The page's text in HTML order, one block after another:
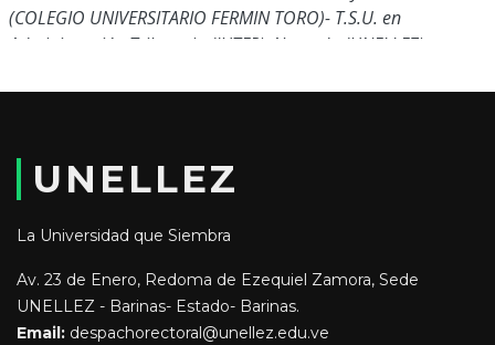
(COLEGIO UNIVERSITARIO FERMIN TORO)- T.S.U. en
Administración Tributaria (IUTEP)-Abogado (UNELLEZ)-
TORO)- Magister Scientiarum en Criminalistica (IUPOLC)-
Seguridad Jurídica Mención Gerencia Policial (UNES)
Educación y Formación:
Actualmente me desempeño como REGISTRADOR PRINCIPAL
DEL ESTADO PORTUGUESA (SAREN)
UNELLEZ
La Universidad que Siembra
Av. 23 de Enero, Redoma de Ezequiel Zamora, Sede
UNELLEZ - Barinas- Estado- Barinas.
Email: despachorectoral@unellez.edu.ve